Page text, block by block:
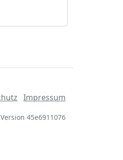
Impressum
Version 45e6911076